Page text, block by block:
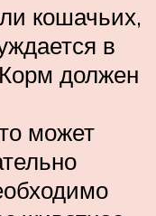
кошачьих,
в
должен
может